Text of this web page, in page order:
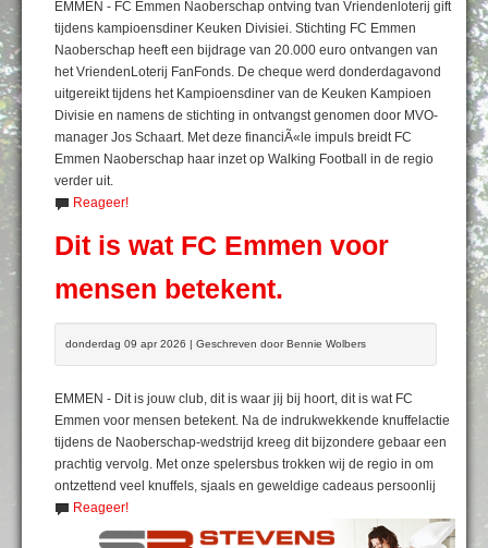
EMMEN - FC Emmen Naoberschap ontving tvan Vriendenloterij gift
tijdens kampioensdiner Keuken Divisiei. Stichting FC Emmen
Naoberschap heeft een bijdrage van 20.000 euro ontvangen van
het VriendenLoterij FanFonds. De cheque werd donderdagavond
uitgereikt tijdens het Kampioensdiner van de Keuken Kampioen
Divisie en namens de stichting in ontvangst genomen door MVO-
manager Jos Schaart. Met deze financiÃ«le impuls breidt FC
Emmen Naoberschap haar inzet op Walking Football in de regio
verder uit.
Reageer!
Dit is wat FC Emmen voor
mensen betekent.
donderdag 09 apr 2026 | Geschreven door Bennie Wolbers
EMMEN - Dit is jouw club, dit is waar jij bij hoort, dit is wat FC
Emmen voor mensen betekent. Na de indrukwekkende knuffelactie
tijdens de Naoberschap-wedstrijd kreeg dit bijzondere gebaar een
prachtig vervolg. Met onze spelersbus trokken wij de regio in om
ontzettend veel knuffels, sjaals en geweldige cadeaus persoonlij
Reageer!